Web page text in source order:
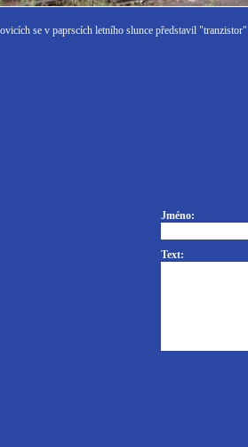
se v paprscích letního slunce představil
Jméno:
Text: